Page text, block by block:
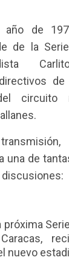
año de
de la
de
circuito
una de
próxima
nuevo